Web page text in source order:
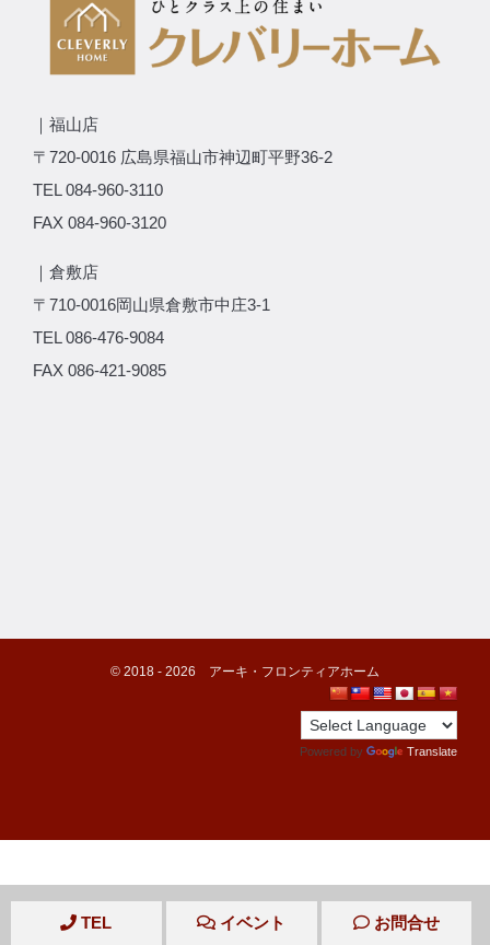
｜福山店
〒720-0016 広島県福山市神辺町平野36-2
TEL 084-960-3110
FAX 084-960-3120
｜倉敷店
〒710-0016岡山県倉敷市中庄3-1
TEL 086-476-9084
FAX 086-421-9085
©️ 2018 - 2026 アーキ・フロンティアホーム
Powered by Translate
TEL イベント お問合せ